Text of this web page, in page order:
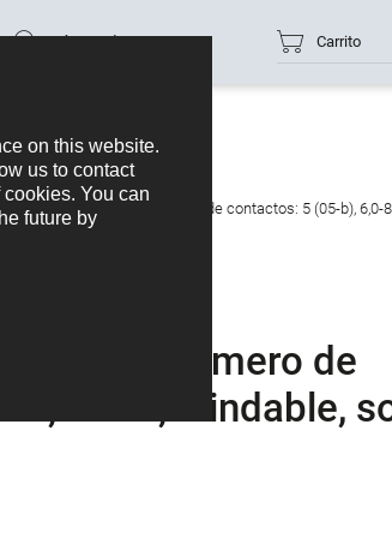
Número de parte Carrito
de cable macho, Número de contactos: 5 (05-b), 6,0-
macho, Número de
8,0 mm, blindable,